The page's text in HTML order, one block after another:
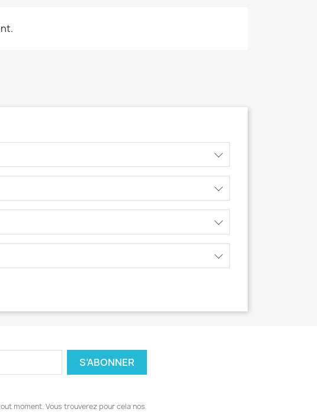
moment. Vous trouverez pour cela nos